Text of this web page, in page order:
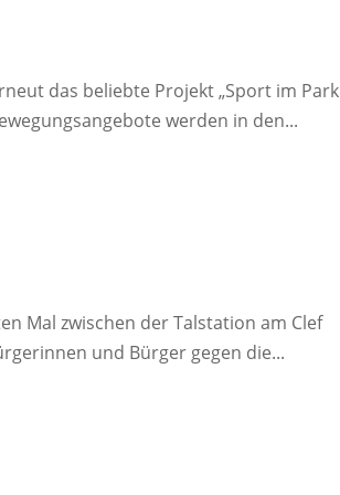
das beliebte Projekt „Sport im Park
werden in den...
Mal zwischen der Talstation am Clef
und Bürger gegen die...